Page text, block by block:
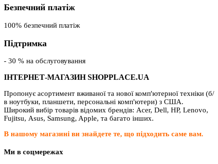
Безпечний платіж
100% безпечний платіж
Підтримка
- 30 % на обслуговування
ІНТЕРНЕТ-МАГАЗИН SHOPPLACE.UA
Пропонує асортимент вживаної та нової комп'ютерної техніки (б/
в ноутбуки, планшети, персональні комп'ютери) з США.
Широкий вибір товарів відомих брендів: Acer, Dell, HP, Lenovo,
Fujitsu, Asus, Samsung, Apple, та багато інших.
В нашому магазині ви знайдете те, що підходить саме вам.
Ми в соцмережах